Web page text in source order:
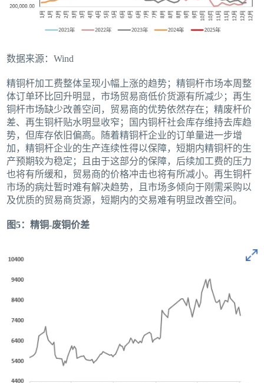
数据来源：Wind
精铜杆加工费整体呈现小幅上涨的趋势；精铜杆市场本周整
体订单环比回升明显，市场贸易商低价货源有所减少；再生
铜杆市场缺少改善空间，贸易商的优势依然存在；精废杆价
差、再生铜杆贴水明显收窄；国内铜杆社会库存维持去库趋
势，但库存依旧偏高。随着精铜杆企业的订单量进一步增
加，精铜杆企业的生产连续性得以保障，短期内精铜杆的生
产预期较为稳定；且由于这部分的保障，后续加工费的压力
也将有所缓和，贸易商的价格冲击也将有所减小。再生铜杆
市场的病灶暂时难有解决趋势，且市场多倾向于刚需采购以
及优质的贸易商货源，短期内的交易难有明显改善空间。
图5：精铜-废铜价差